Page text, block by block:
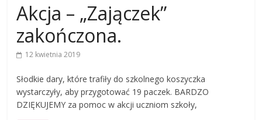
Akcja – „Zajączek”
zakończona.
12 kwietnia 2019
Słodkie dary, które trafiły do szkolnego koszyczka
wystarczyły, aby przygotować 19 paczek. BARDZO
DZIĘKUJEMY za pomoc w akcji uczniom szkoły,